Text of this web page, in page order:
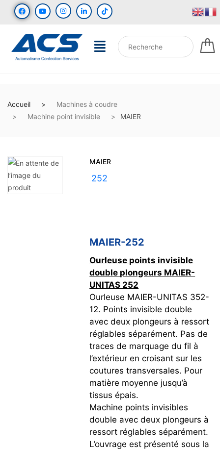
Accueil
Machines à coudre
Machine point invisible
MAIER
MAIER
252
MAIER-252
Ourleuse points invisible
double plongeurs MAIER-
UNITAS 252
Ourleuse MAIER-UNITAS 352-
12. Points invisible double
avec deux plongeurs à ressort
réglables séparément. Pas de
traces de marquage du fil à
l’extérieur en croisant sur les
coutures transversales. Pour
matière moyenne jusqu’à
tissus épais.
Machine points invisibles
double avec deux plongeurs à
ressort réglables séparément.
L’ouvrage est présenté sous la